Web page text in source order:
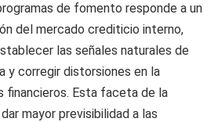
de fomento responde a un
del mercado crediticio interno,
las señales naturales de
y corregir distorsiones en la
financieros. Esta faceta de la
mayor previsibilidad a las